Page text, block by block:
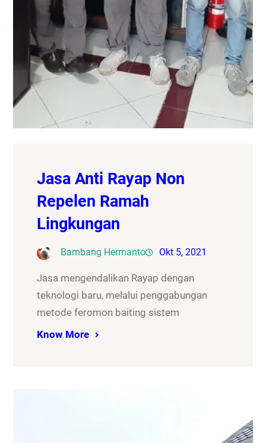
Jasa Anti Rayap Non
Repelen Ramah
Lingkungan
Bambang Hermanto Okt 5, 2021
Jasa mengendalikan Rayap dengan
teknologi baru, melalui penggabungan
metode feromon baiting sistem
Know More